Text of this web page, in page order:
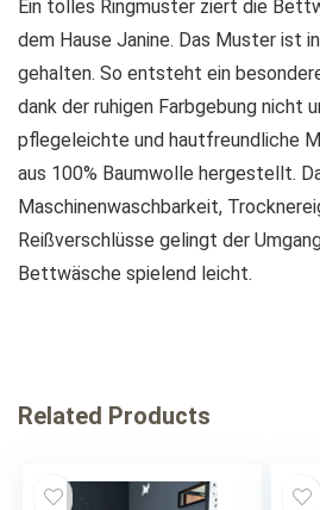
Ein tolles Ringmuster ziert die
dem Hause Janine. Das Muster ist
gehalten. So entsteht ein
dank der ruhigen Farbgebung nicht
pflegeleichte und hautfreundliche
aus 100% Baumwolle hergestellt.
Maschinenwaschbarkeit,
Reißverschlüsse gelingt der
Bettwäsche spielend leicht.
Related Products